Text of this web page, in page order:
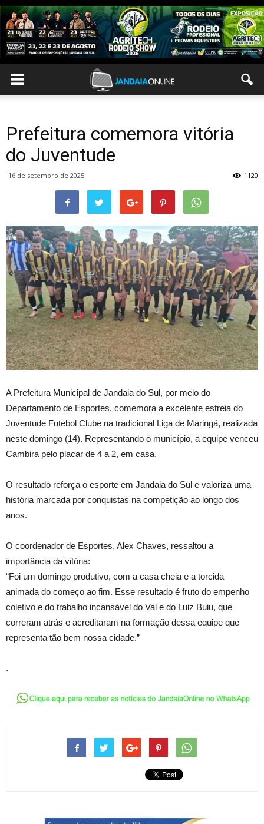
Prefeitura comemora vitória
do Juventude
16 de setembro de 2025 1120
A Prefeitura Municipal de Jandaia do Sul, por meio do
Departamento de Esportes, comemora a excelente estreia do
Juventude Futebol Clube na tradicional Liga de Maringá, realizada
neste domingo (14). Representando o município, a equipe venceu
Cambira pelo placar de 4 a 2, em casa.
O resultado reforça o esporte em Jandaia do Sul e valoriza uma
história marcada por conquistas na competição ao longo dos
anos.
O coordenador de Esportes, Alex Chaves, ressaltou a
importância da vitória:
“Foi um domingo produtivo, com a casa cheia e a torcida
animada do começo ao fim. Esse resultado é fruto do empenho
coletivo e do trabalho incansável do Val e do Luiz Buiu, que
correram atrás e acreditaram na formação dessa equipe que
representa tão bem nossa cidade.”
.